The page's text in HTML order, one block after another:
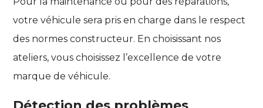
votre véhicule sera pris en charge dans le respect
des normes constructeur. En choisissant nos
ateliers, vous choisissez l’excellence de votre
marque de véhicule.